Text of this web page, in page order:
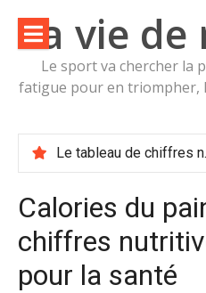
contenu
La vie de
Le sport va chercher la
fatigue pour en triompher,
Le tableau de
Le tableau de la valeur nutritive de Mûrier
Calories du
chiffres
pour la santé